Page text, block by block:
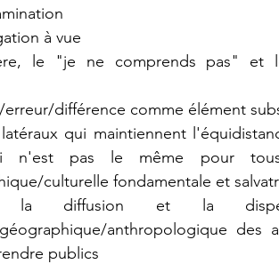
à vue
le "je ne comprends pas" et
différence comme élément
qui maintiennent
n'est pas le même pour
culturelle fondamentale et
la diffusion et la
anthropologique des
publics